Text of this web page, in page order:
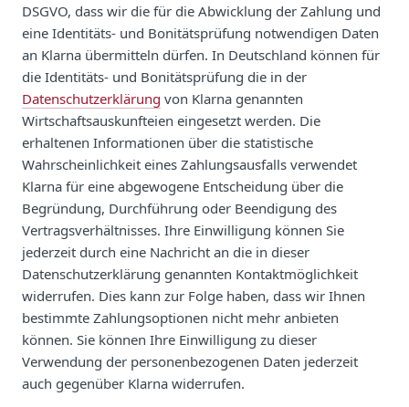
DSGVO, dass wir die für die Abwicklung der Zahlung und
eine Identitäts- und Bonitätsprüfung notwendigen Daten
an Klarna übermitteln dürfen. In Deutschland können für
die Identitäts- und Bonitätsprüfung die in der
Datenschutzerklärung von Klarna genannten
Wirtschaftsauskunfteien eingesetzt werden. Die
erhaltenen Informationen über die statistische
Wahrscheinlichkeit eines Zahlungsausfalls verwendet
Klarna für eine abgewogene Entscheidung über die
Begründung, Durchführung oder Beendigung des
Vertragsverhältnisses. Ihre Einwilligung können Sie
jederzeit durch eine Nachricht an die in dieser
Datenschutzerklärung genannten Kontaktmöglichkeit
widerrufen. Dies kann zur Folge haben, dass wir Ihnen
bestimmte Zahlungsoptionen nicht mehr anbieten
können. Sie können Ihre Einwilligung zu dieser
Verwendung der personenbezogenen Daten jederzeit
auch gegenüber Klarna widerrufen.